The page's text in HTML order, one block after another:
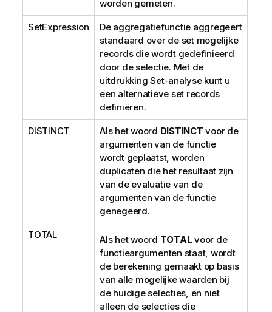
worden gemeten.
SetExpression
De aggregatiefunctie aggregeert
standaard over de set mogelijke
records die wordt gedefinieerd
door de selectie. Met de
uitdrukking Set-analyse kunt u
een alternatieve set records
definiëren.
DISTINCT Als het woord DISTINCT voor de
argumenten van de functie
wordt geplaatst, worden
duplicaten die het resultaat zijn
van de evaluatie van de
argumenten van de functie
genegeerd.
TOTAL Als het woord TOTAL voor de
functieargumenten staat, wordt
de berekening gemaakt op basis
van alle mogelijke waarden bij
de huidige selecties, en niet
alleen de selecties die